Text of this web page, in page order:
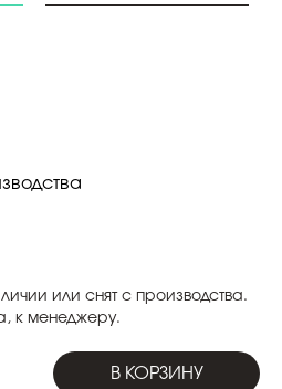
или снят с производства.
к менеджеру.
В КОРЗИНУ